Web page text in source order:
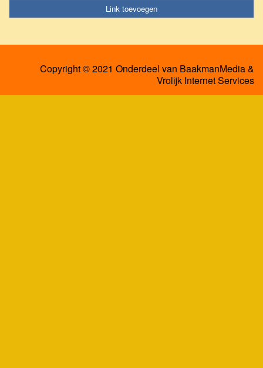
Link toevoegen
Copyright © 2021 Onderdeel van BaakmanMedia&
Vrolijk Internet Services